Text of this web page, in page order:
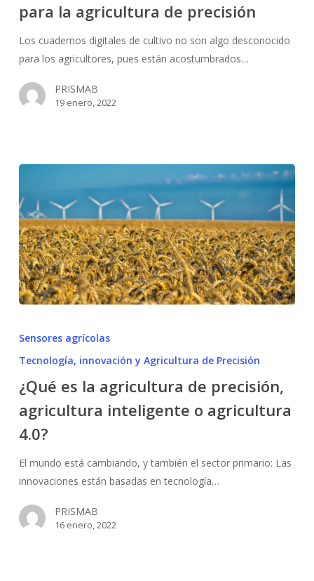
aplicaciones
la
agricultura
de
precisión
para la agricultura de precisión
Los cuadernos digitales de cultivo no son algo desconocido
para los agricultores, pues están acostumbrados…
PRISMAB
19 enero, 2022
agricultura
de
precisión,
agricultura
inteligente
o
agricultura
Sensores agrícolas
Tecnología, innovación y Agricultura de Precisión
¿Qué es la agricultura de precisión,
agricultura inteligente o agricultura
4.0?
El mundo está cambiando, y también el sector primario: Las
innovaciones están basadas en tecnología…
PRISMAB
16 enero, 2022